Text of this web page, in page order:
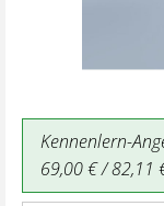
Kennenlern-
69,00 € / 82,11